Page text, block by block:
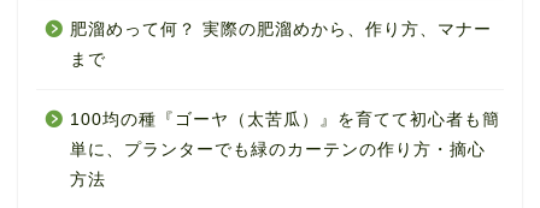
肥溜めって何？ 実際の肥溜めから、作り方、マナー
まで
100均の種『ゴーヤ（太苦瓜）』を育てて初心者も簡
単に、プランターでも緑のカーテンの作り方・摘心
方法